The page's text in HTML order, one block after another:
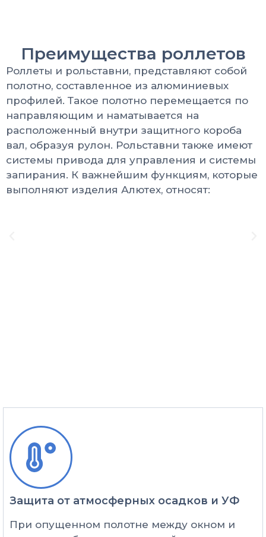
Преимущества роллетов
Роллеты и рольставни, представляют собой
полотно, составленное из алюминиевых
профилей. Такое полотно перемещается по
направляющим и наматывается на
расположенный внутри защитного короба
вал, образуя рулон. Рольставни также имеют
системы привода для управления и системы
запирания. К важнейшим функциям, которые
выполняют изделия Алютех, относят:
Защита от атмосферных осадков и УФ
При опущенном полотне между окном и